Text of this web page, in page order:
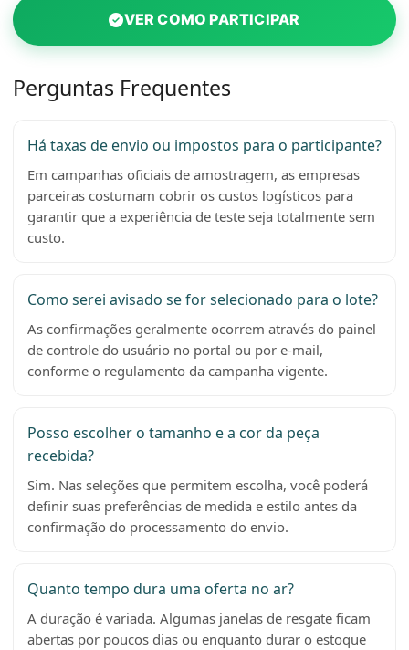
VER COMO PARTICIPAR
Perguntas Frequentes
Há taxas de envio ou impostos para o participante?
Em campanhas oficiais de amostragem, as empresas
parceiras costumam cobrir os custos logísticos para
garantir que a experiência de teste seja totalmente sem
custo.
Como serei avisado se for selecionado para o lote?
As confirmações geralmente ocorrem através do painel
de controle do usuário no portal ou por e-mail,
conforme o regulamento da campanha vigente.
Posso escolher o tamanho e a cor da peça
recebida?
Sim. Nas seleções que permitem escolha, você poderá
definir suas preferências de medida e estilo antes da
confirmação do processamento do envio.
Quanto tempo dura uma oferta no ar?
A duração é variada. Algumas janelas de resgate ficam
abertas por poucos dias ou enquanto durar o estoque